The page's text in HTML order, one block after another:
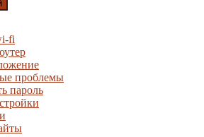
fi
проблемы
пароль